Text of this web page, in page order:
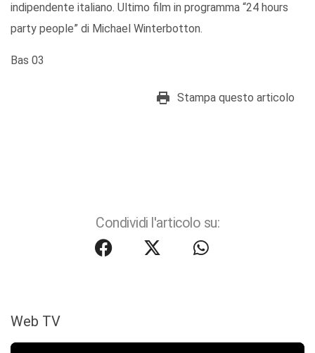
indipendente italiano. Ultimo film in programma “24 hours
party people” di Michael Winterbotton.
Bas 03
Stampa questo articolo
Condividi l'articolo su:
Web TV